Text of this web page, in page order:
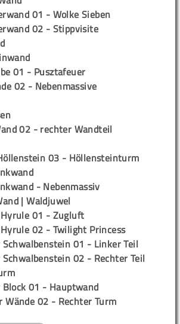
01 - Wolke Sieben
02 - Stippvisite
01 - Pusztafeuer
02 - Nebenmassive
02 - rechter Wandteil
03 - Höllensteinturm
- Nebenmassiv
| Waldjuwel
01 - Zugluft
02 - Twilight Princess
01 - Linker Teil
02 - Rechter Teil
01 - Hauptwand
Wände 02 - Rechter Turm